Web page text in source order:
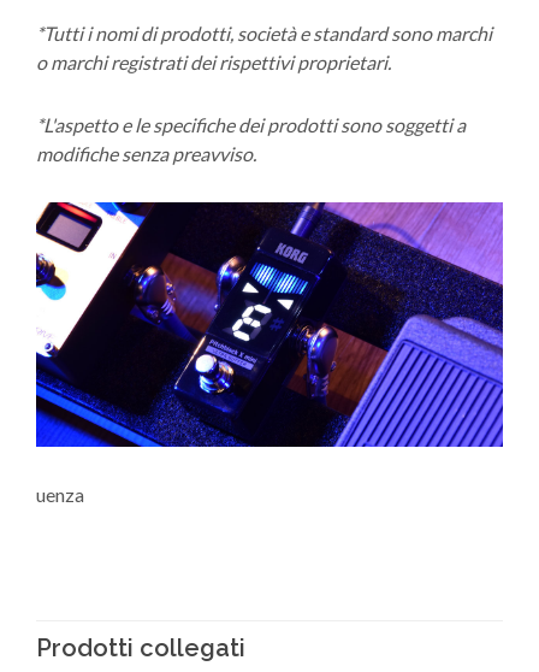
*Tutti i nomi di prodotti, società e standard sono marchi
o marchi registrati dei rispettivi proprietari.
*L'aspetto e le specifiche dei prodotti sono soggetti a
modifiche senza preavviso.
uenza
Prodotti collegati